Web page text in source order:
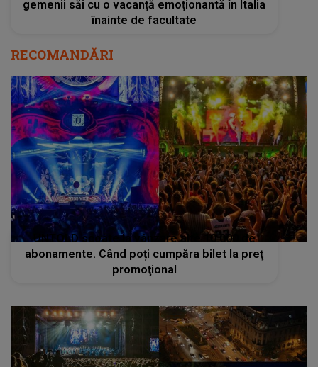
gemenii săi cu o vacanță emoționantă în Italia
înainte de facultate
RECOMANDĂRI
UNTOLD scoate la vânzare alte 10.000 de
abonamente. Când poți cumpăra bilet la preţ
promoţional